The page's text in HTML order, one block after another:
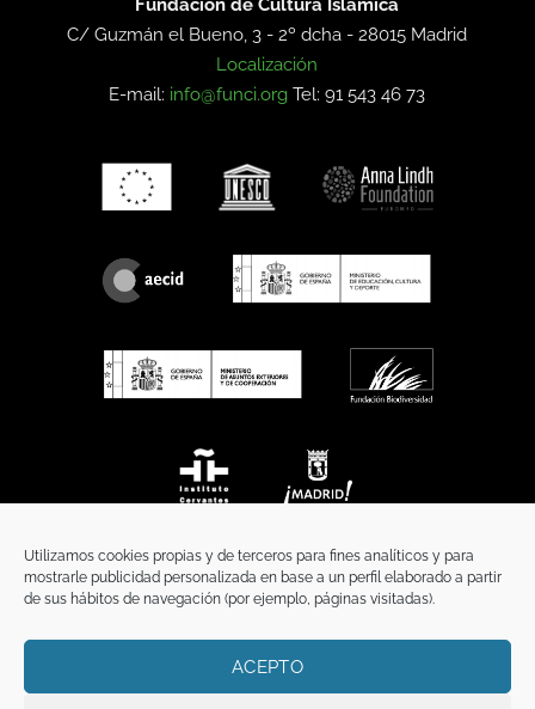
Utilizamos cookies propias y de terceros para fines analíticos y para
mostrarle publicidad personalizada en base a un perfil elaborado a partir
de sus hábitos de navegación (por ejemplo, páginas visitadas).
ACEPTO
Fundación de Cultura Islámica
C/ Guzmán el Bueno, 3 - 2º dcha -28015 Madrid
Localización
E-mail: info@funci.org Tel: 91 543 46 73